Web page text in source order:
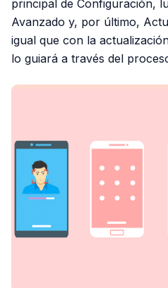
principal de Configuración,
Avanzado y, por último,
igual que con la
lo guiará a través del